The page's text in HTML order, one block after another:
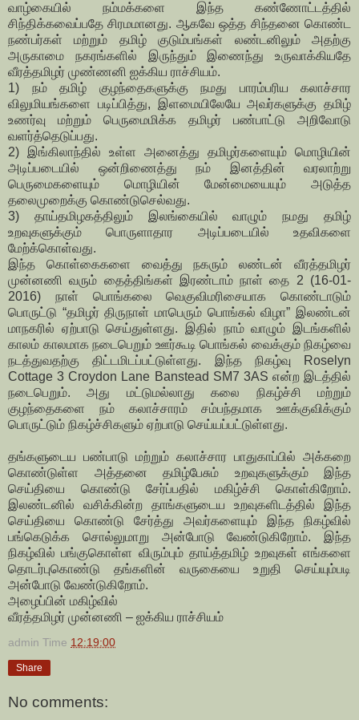
வாழ்கையில் நம்மக்களை இந்த கண்ணோட்டத்தில்
சிந்திக்கவைப்பதே சிரமமானது. ஆகவே ஒத்த சிந்தனை கொண்ட
நண்பர்கள் மற்றும் தமிழ் குடும்பங்கள் லண்டனிலும் அதற்கு
அருகாமை நகரங்களில் இருந்தும் இணைந்து உருவாக்கியதே
வீரத்தமிழர் முண்ணனி ஐக்கிய ராச்சியம்.
1) நம் தமிழ் குழந்தைகளுக்கு நமது பாரம்பரிய கலாச்சார
விலுமியங்களை படிப்பித்து, இளமையிலேயே அவர்களுக்கு தமிழ்
உணர்வு மற்றும் பெருமைமிக்க தமிழர் பண்பாட்டு அறிவோடு
வளர்த்தெடுப்பது.
2) இங்கிலாந்தில் உள்ள அனைத்து தமிழர்களையும் மொழியின்
அடிப்படையில் ஒன்றிணைத்து நம் இனத்தின் வரலாற்று
பெருமைகளையும் மொழியின் மேன்மையையும் அடுத்த
தலைமுறைக்கு கொண்டுசெல்வது.
3) தாய்தமிழகத்திலும் இலங்கையில் வாழும் நமது தமிழ்
உறவுகளுக்கும் பொருளாதார அடிப்படையில் உதவிகளை
மேற்க்கொள்வது.
இந்த கொள்கைகளை வைத்து நகரும் லண்டன் வீரத்தமிழர்
முன்னணி வரும் தைத்திங்கள் இரண்டாம் நாள் தை 2 (16-01-
2016) நாள் பொங்கலை வெகுவிமரிசையாக கொண்டாடும்
பொருட்டு “தமிழர் திருநாள் மாபெரும் பொங்கல் விழா” இலண்டன்
மாநகரில் ஏற்பாடு செய்துள்ளது. இதில் நாம் வாழும் இடங்களில்
காலம் காலமாக நடைபெறும் ஊர்கூடி பொங்கல் வைக்கும் நிகழ்வை
நடத்துவதற்கு திட்டமிடப்பட்டுள்ளது. இந்த நிகழ்வு Roselyn
Cottage 3 Croydon Lane Banstead SM7 3AS என்ற இடத்தில்
நடைபெறும். அது மட்டுமல்லாது கலை நிகழ்ச்சி மற்றும்
குழந்தைகளை நம் கலாச்சாரம் சம்பந்தமாக ஊக்குவிக்கும்
பொருட்டும் நிகழ்ச்சிகளும் ஏற்பாடு செய்யப்பட்டுள்ளது.
தங்களுடைய பண்பாடு மற்றும் கலாச்சார பாதுகாப்பில் அக்கறை
கொண்டுள்ள அத்தனை தமிழ்பேசும் உறவுகளுக்கும் இந்த
செய்தியை கொண்டு சேர்ப்பதில் மகிழ்ச்சி கொள்கிறோம்.
இலண்டனில் வசிக்கின்ற தாங்களுடைய உறவுகளிடத்தில் இந்த
செய்தியை கொண்டு சேர்த்து அவர்களையும் இந்த நிகழ்வில்
பங்கெடுக்க சொல்லுமாறு அன்போடு வேண்டுகிறோம். இந்த
நிகழ்வில் பங்குகொள்ள விரும்பும் தாய்த்தமிழ் உறவுகள் எங்களை
தொடர்புகொண்டு தங்களின் வருகையை உறுதி செய்யும்படி
அன்போடு வேண்டுகிறோம்.
அழைப்பின் மகிழ்வில்
வீரத்தமிழர் முன்னணி – ஐக்கிய ராச்சியம்
admin Time 12:19:00
Share
No comments: